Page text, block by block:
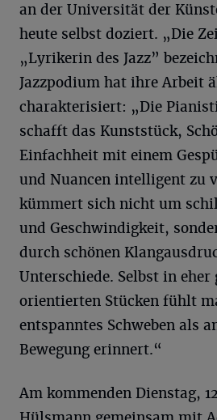
an der Universität der
heute selbst doziert. „Die
„Lyrikerin des Jazz”
Jazzpodium hat ihre Arbeit
charakterisiert: „Die
schafft das Kunststück,
Einfachheit mit einem
und Nuancen intelligent zu
kümmert sich nicht um
und Geschwindigkeit,
durch schönen
Unterschiede. Selbst in eher
orientierten Stücken fühlt
entspanntes Schweben als
Bewegung erinnert.“
Am kommenden Dienstag,